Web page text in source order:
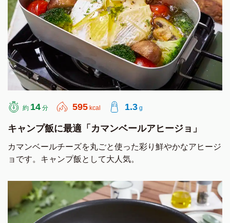
約 14 分 595 kcal 1.3 g
キャンプ飯に最適「カマンベールアヒージョ」
カマンベールチーズを丸ごと使った彩り鮮やかなアヒージ
ョです。キャンプ飯として大人気。